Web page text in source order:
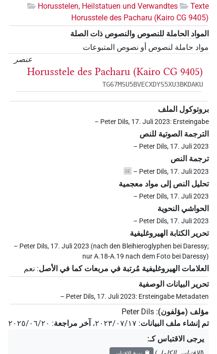
Texte
Horusstelen, Heilstatuen und Verwandtes
Horusstele des Pacharu (Kairo CG 9405)
المواد الحاملة للنصوص والنصوص ذات الصلة
مواد حاملة لنصوص أو نصوص المتبوعات
عنصر
Horusstele des Pacharu (Kairo CG 9405)
TG67MSU5BVECXDYS5XU3BKDAKU
بروتوكول الملف
– Peter Dils, 17. Juli 2023: Ersteingabe
الترجمة الصوتية للنص
– Peter Dils, 17. Juli 2023
ترجمة النص
DE – Peter Dils, 17. Juli 2023
تحليل النص إلى مواد معجمية
– Peter Dils, 17. Juli 2023
الحواشي النحوية
– Peter Dils, 17. Juli 2023
تحرير الكتابة الهيروغليفية
– Peter Dils, 17. Juli 2023 (nach den Bleihieroglyphen bei Daressy;
nur A.18-A.19 nach dem Foto bei Daressy)
العلامات الهيروغليفية مُرتبة في مربعات كما في الأصل: نعم
تحرير البيانات الوصفية
– Peter Dils, 17. Juli 2023: Ersteingabe Metadaten
مؤلف (مؤلفون):
Peter Dils
تم إنشاء ملف البيانات: ٢٠٢٣/٠٧/١٧، آخر مراجعة: ٢٠٢٥/٠٦/٢٠
يرجى الاقتباس كـ: